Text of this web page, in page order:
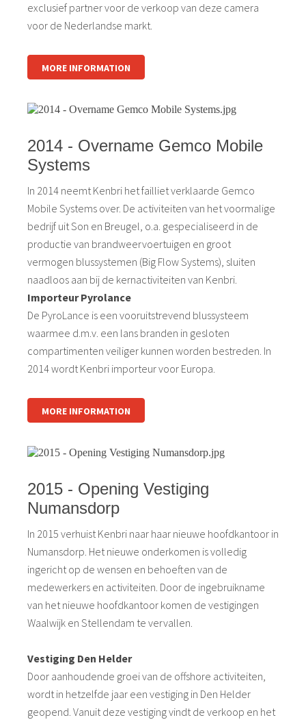
exclusief partner voor de verkoop van deze camera
voor de Nederlandse markt.
MORE INFORMATION
2014 - Overname Gemco Mobile
Systems
In 2014 neemt Kenbri het failliet verklaarde Gemco
Mobile Systems over. De activiteiten van het voormalige
bedrijf uit Son en Breugel, o.a. gespecialiseerd in de
productie van brandweervoertuigen en groot
vermogen blussystemen (Big Flow Systems), sluiten
naadloos aan bij de kernactiviteiten van Kenbri.
Importeur Pyrolance
De PyroLance is een vooruitstrevend blussysteem
waarmee d.m.v. een lans branden in gesloten
compartimenten veiliger kunnen worden bestreden. In
2014 wordt Kenbri importeur voor Europa.
MORE INFORMATION
2015 - Opening Vestiging
Numansdorp
In 2015 verhuist Kenbri naar haar nieuwe hoofdkantoor in
Numansdorp. Het nieuwe onderkomen is volledig
ingericht op de wensen en behoeften van de
medewerkers en activiteiten. Door de ingebruikname
van het nieuwe hoofdkantoor komen de vestigingen
Waalwijk en Stellendam te vervallen.
Vestiging Den Helder
Door aanhoudende groei van de offshore activiteiten,
wordt in hetzelfde jaar een vestiging in Den Helder
geopend. Vanuit deze vestiging vindt de verkoop en het